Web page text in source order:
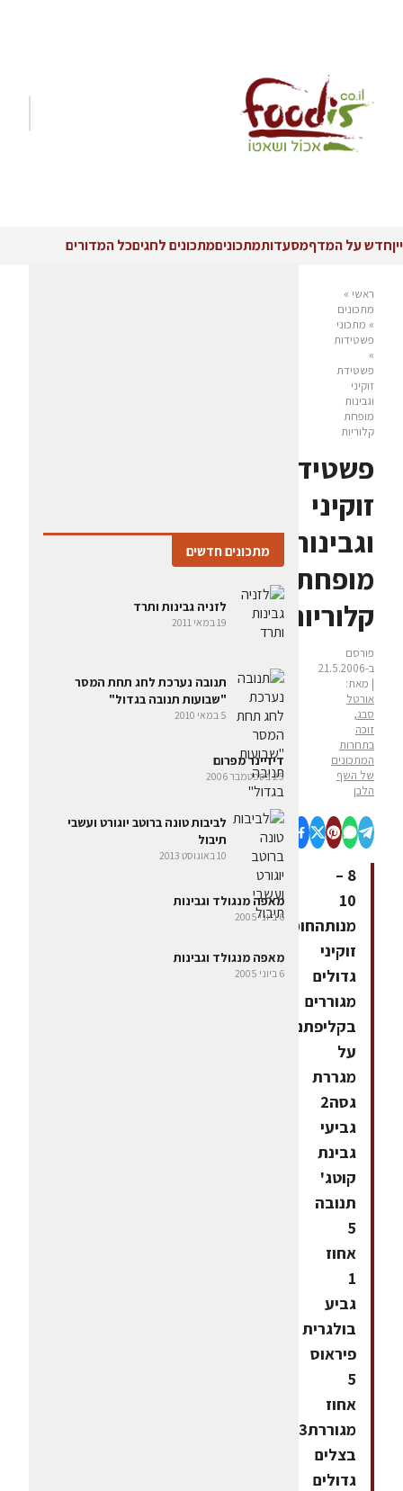
ייןחדש על המדףמסעדותמתכוניםמתכונים לחגיםכל המדורים
ראשי »
מתכונים
» מתכוני
פשטידות
»
פשטידת
זוקיני
וגבינות
מופחת
קלוריות
פשטידת
זוקיני
וגבינות
מופחת
קלוריות
פורסם
ב-21.5.2006
| מאת:
אורטל
סבג,
זוכה
בתחרות
המתכונים
של השף
הלבן
8 –
10
מנותהחומרים6
זוקיני
גדולים
מגוררים
בקליפתם
על
מגררת
גסה2
גביעי
גבינת
קוטג'
תנובה
5
אחוז
1
גביע
בולגרית
פיראוס
5
אחוז
מגוררת3
בצלים
גדולים
מתכונים חדשים
לזניה גבינות ותרד
19 במאי 2011
תנובה נערכת לחג תחת המסר
"שבועות תנובה בגדול"
5 במאי 2010
דיזיינר מפרום
25 בספטמבר 2006
לביבות טונה ברוטב יוגורט ועשבי
תיבול
10 באוגוסט 2013
מאפה מנגולד וגבינות
6 ביוני 2005
מאפה מנגולד וגבינות
6 ביוני 2005